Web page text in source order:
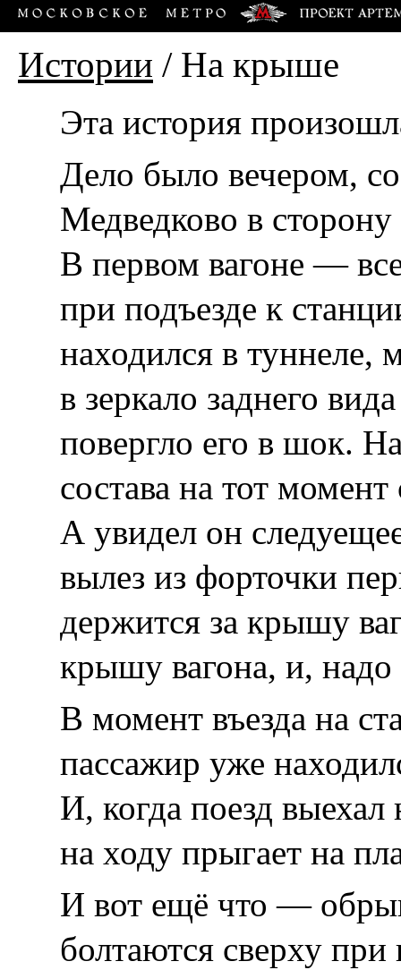
Истории / На крыше
Эта история
Дело было вечером,
Медведково в
В первом вагоне —
при подъезде к
находился в туннеле,
в зеркало заднего
повергло его в шок.
состава на тот
А увидел он
вылез из форточки
держится за крышу
крышу вагона, и, надо
В момент въезда на
пассажир уже
И, когда поезд
на ходу прыгает на
И вот ещё что —
болтаются сверху